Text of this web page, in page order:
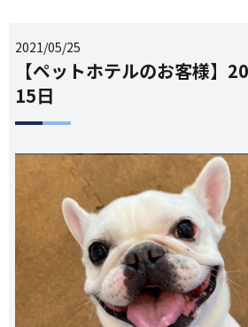
2021/05/25
【ペットホテルのお客様】
15日